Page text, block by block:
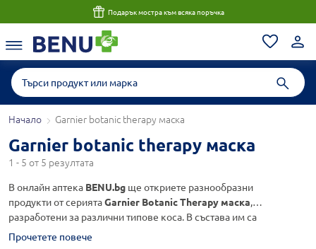
Подарък мостра към всяка поръчка
Начало Garnier botanic therapy маска
Garnier botanic therapy маска
1 - 5 от 5 резултата
В онлайн аптека BENU.bg ще откриете разнообразни
продукти от сериятаGarnier Botanic Therapy маска,
разработени за различни типове коса. В състава им са
включени подбрани натурални екстракти и масла, които са
Прочетете повече